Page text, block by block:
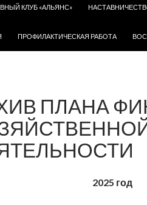
КЛУБ «АЛЬЯНС»
ПРОФИЛАКТИЧЕСКАЯ РАБОТА
ПЛАНА
2025 год